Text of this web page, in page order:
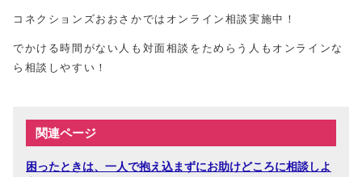
コネクションズおおさかではオンライン相談実施中！
でかける時間がない人も対面相談をためらう人もオンラインな
ら相談しやすい！
関連ページ
困ったときは、一人で抱え込まずにお助けどころに相談しよ